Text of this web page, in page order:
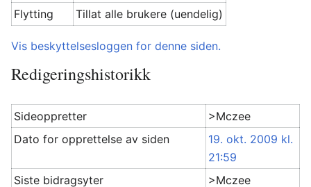
Flytting
Tillat alle brukere (uendelig)
Vis beskyttelsesloggen for denne siden.
Redigeringshistorikk
Sideoppretter
>Mczee
Dato for opprettelse av siden
19. okt. 2009 kl.
21:59
Siste bidragsyter
>Mczee